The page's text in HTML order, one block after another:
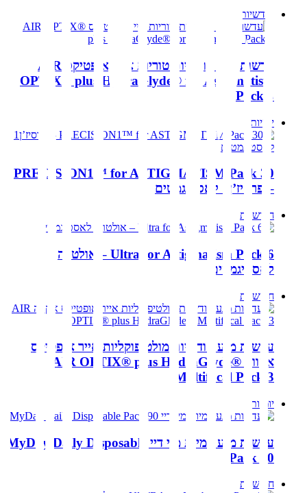
חודשיות
עדשות מגע חודשיות טוריות אייר אופטיקס AIR
OPTIX® plus HydraGlyde® for Astigmatism
Pack 3
יומיות
PRECISION1™ for ASTIGMATISM Pack 30
– פרסיז’ן1 לאסטיגמטים
חודשיות
Ultra for Astigmatism Pack 6 – אולטרה
לאסטיגמטים
חודשיות
עדשות מגע חודשיות מולטיפוקליות אייר אופטיקס
אקווה AIR OPTIX® plus HydraGlyde®
Multifocal Pack 3
יומיות
עדשות מגע יומיות מיי דיי MyDay Daily Disposable
Pack 90
חודשיות